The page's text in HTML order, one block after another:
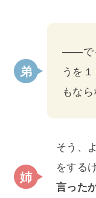
――で
うを
もな
そう、
をする
言った